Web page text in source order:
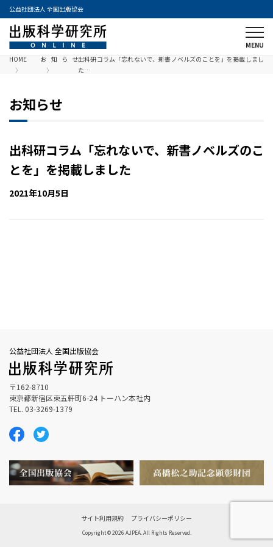
公益社団法人 全国出版協会
HOME お知らせ出科研コラム「忘れないで、新書ノベルズのことを」を掲載しまし
た…
お知らせ
出科研コラム「忘れないで、新書ノベルズのこ
とを」を掲載しました
2021年10月5日
公益社団法人 全国出版協会
〒162-8710
東京都新宿区東五軒町6-24 トーハン本社内
TEL. 03-3269-1379
サイト利用規約 プライバシーポリシー
Copyright © 2026 AJPEA. All Rights Reserved.